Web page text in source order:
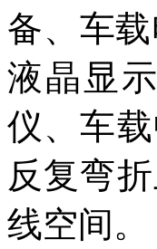
备、车
液晶显
仪、车
反复弯
线空间。